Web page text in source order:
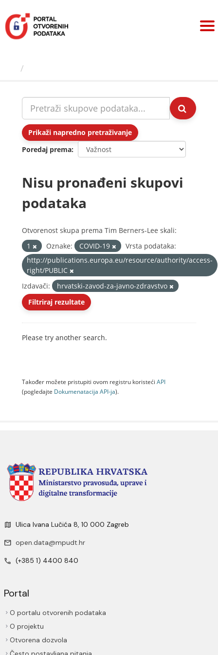
sadržaj
Prikaži napredno pretraživanje
Poredaj prema
Nisu pronađeni skupovi
podataka
Otvorenost skupa prema Tim Berners-Lee skali:
1
Oznake: COVID-19
Vrsta podataka:
http://publications.europa.eu/resource/authority/access-
right/PUBLIC
Izdavači:
hrvatski-zavod-za-javno-zdravstvo
Filtriraj rezultate
Please try another search.
Također možete pristupiti ovom registru koristeći API
(pogledajte Dokumenаtаcijа API-jа).